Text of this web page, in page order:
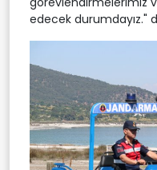
edecek durumdayız."